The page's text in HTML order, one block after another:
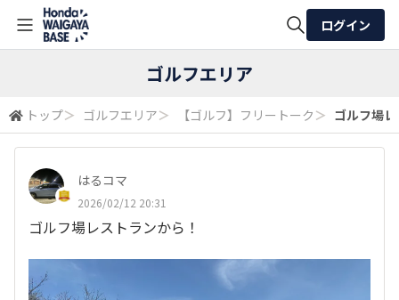
検索
ログイン
ゴルフエリア
トップ＞ ゴルフエリア＞ 【ゴルフ】フリートーク ＞ ゴルフ場
はるコマ
2026/02/12 20:31
ゴルフ場レストランから！